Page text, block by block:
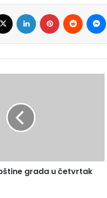
LinkedIn Pinterest Reddit
grada u četvrtak